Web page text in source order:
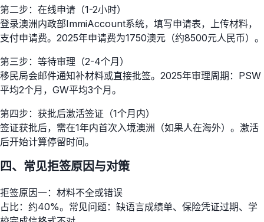
第二步：在线申请（1-2小时）
登录澳洲内政部ImmiAccount系统，填写申请表，上传材料，
支付申请费。2025年申请费为1750澳元（约8500元人民币）。
第三步：等待审理（2-4个月）
移民局会邮件通知补材料或直接批签。2025年审理周期：PSW
平均2个月，GW平均3个月。
第四步：获批后激活签证（1个月内）
签证获批后，需在1年内首次入境澳洲（如果人在海外）。激活
后开始计算停留时间。
四、常见拒签原因与对策
拒签原因一：材料不全或错误
占比：约40%。常见问题：缺语言成绩单、保险凭证过期、学